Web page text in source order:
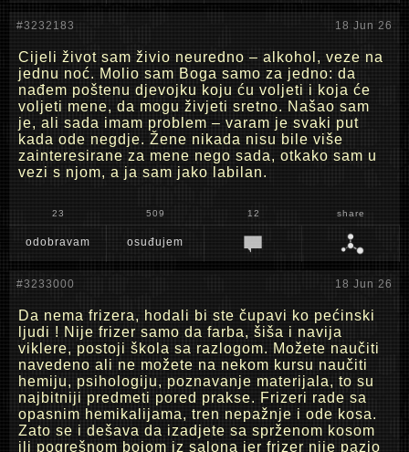
#3232183 18 Jun 26
Cijeli život sam živio neuredno – alkohol, veze na
jednu noć. Molio sam Boga samo za jedno: da
nađem poštenu djevojku koju ću voljeti i koja će
voljeti mene, da mogu živjeti sretno. Našao sam
je, ali sada imam problem – varam je svaki put
kada ode negdje. Žene nikada nisu bile više
zainteresirane za mene nego sada, otkako sam u
vezi s njom, a ja sam jako labilan.
23 509 12 share
odobravam osuđujem
#3233000 18 Jun 26
Da nema frizera, hodali bi ste čupavi ko pećinski
ljudi ! Nije frizer samo da farba, šiša i navija
viklere, postoji škola sa razlogom. Možete naučiti
navedeno ali ne možete na nekom kursu naučiti
hemiju, psihologiju, poznavanje materijala, to su
najbitniji predmeti pored prakse. Frizeri rade sa
opasnim hemikalijama, tren nepažnje i ode kosa.
Zato se i dešava da izadjete sa sprženom kosom
ili pogrešnom bojom iz salona jer frizer nije pazio